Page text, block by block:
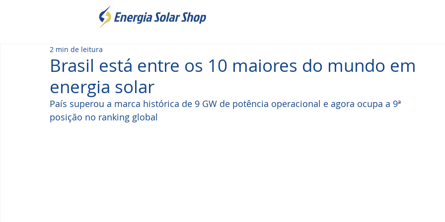
Brasil está entre os 10 maiores do mundo em
energia solar
2 min de leitura
País superou a marca histórica de 9 GW de potência operacional e agora ocupa a 9ª
posição no ranking global